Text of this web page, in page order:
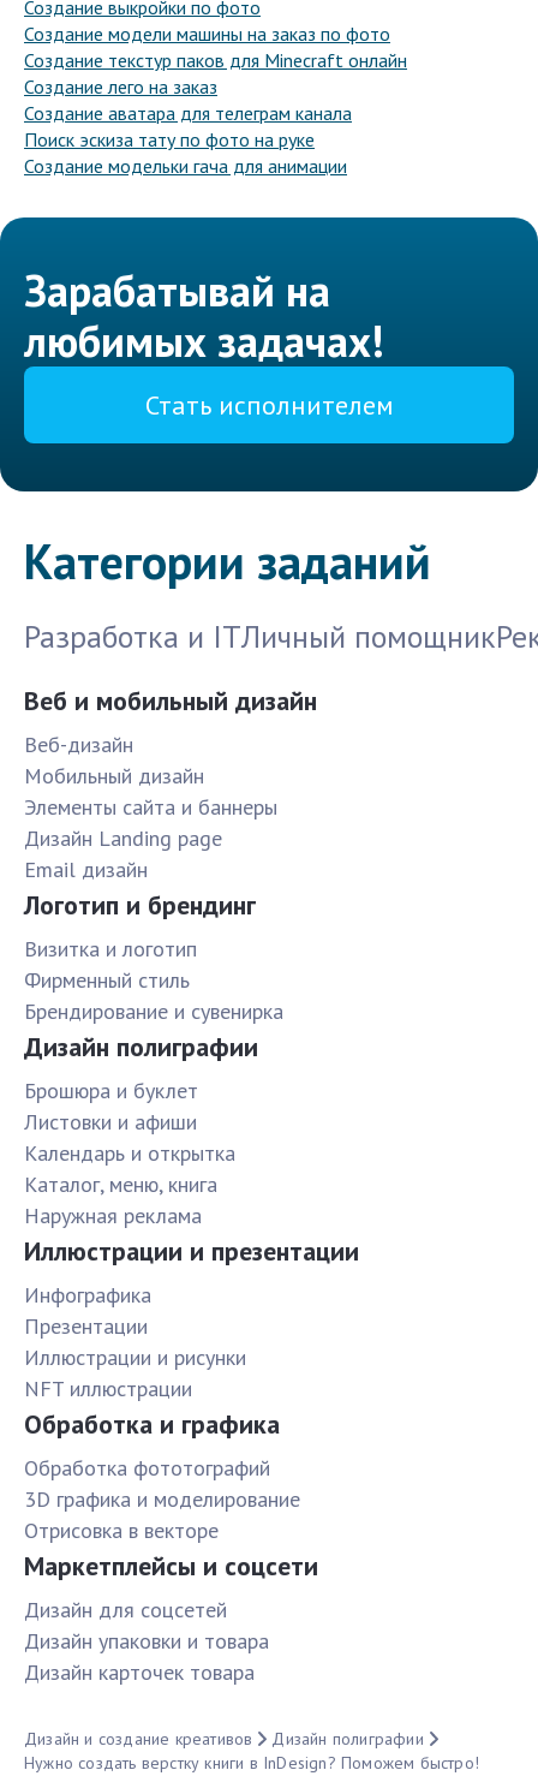
Создание выкройки по фото
Создание модели машины на заказ по фото
Создание текстур паков для Minecraft онлайн
Создание лего на заказ
Создание аватара для телеграм канала
Поиск эскиза тату по фото на руке
Создание модельки гача для анимации
Зарабатывай на
любимых задачах!
Стать исполнителем
Категории заданий
Разработка и ITЛичный помощник
Веб и мобильный дизайн
Веб-дизайн
Мобильный дизайн
Элементы сайта и баннеры
Дизайн Landing page
Email дизайн
Логотип и брендинг
Визитка и логотип
Фирменный стиль
Брендирование и сувенирка
Дизайн полиграфии
Брошюра и буклет
Листовки и афиши
Календарь и открытка
Каталог, меню, книга
Наружная реклама
Иллюстрации и презентации
Инфографика
Презентации
Иллюстрации и рисунки
NFT иллюстрации
Обработка и графика
Обработка фототографий
3D графика и моделирование
Отрисовка в векторе
Маркетплейсы и соцсети
Дизайн для соцсетей
Дизайн упаковки и товара
Дизайн карточек товара
Дизайн и создание креативов
Дизайн полиграфии
Нужно создать верстку книги в InDesign? Поможем быстро!